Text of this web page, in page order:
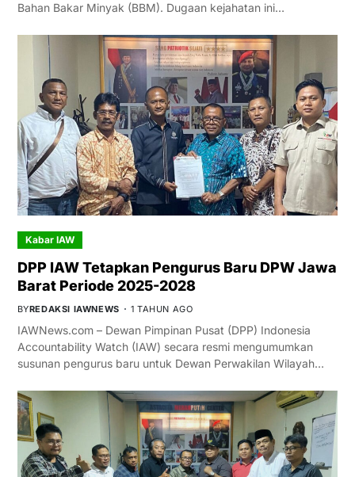
Bahan Bakar Minyak (BBM). Dugaan kejahatan ini…
Kabar IAW
DPP IAW Tetapkan Pengurus Baru DPW Jawa
Barat Periode 2025-2028
BYREDAKSI IAWNEWS 1 TAHUN AGO
IAWNews.com – Dewan Pimpinan Pusat (DPP) Indonesia
Accountability Watch (IAW) secara resmi mengumumkan
susunan pengurus baru untuk Dewan Perwakilan Wilayah…